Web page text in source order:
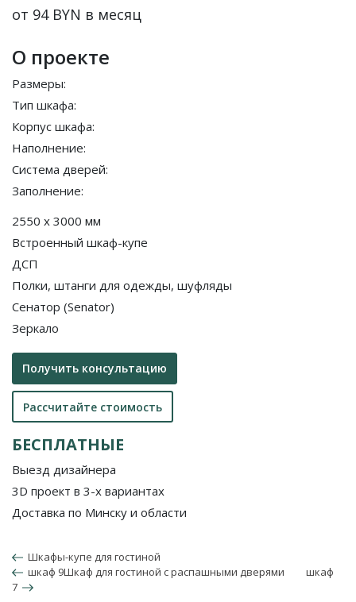
от 94 BYN в месяц
О проекте
Размеры:
Тип шкафа:
Корпус шкафа:
Наполнение:
Система дверей:
Заполнение:
2550 x 3000 мм
Встроенный шкаф-купе
ДСП
Полки, штанги для одежды, шуфляды
Сенатор (Senator)
Зеркало
Получить консультацию
Рассчитайте стоимость
БЕСПЛАТНЫЕ
Выезд дизайнера
3D проект в 3-х вариантах
Доставка по Минску и области
Шкафы-купе для гостиной
шкаф 9Шкаф для гостиной с распашными дверями
шкаф
7